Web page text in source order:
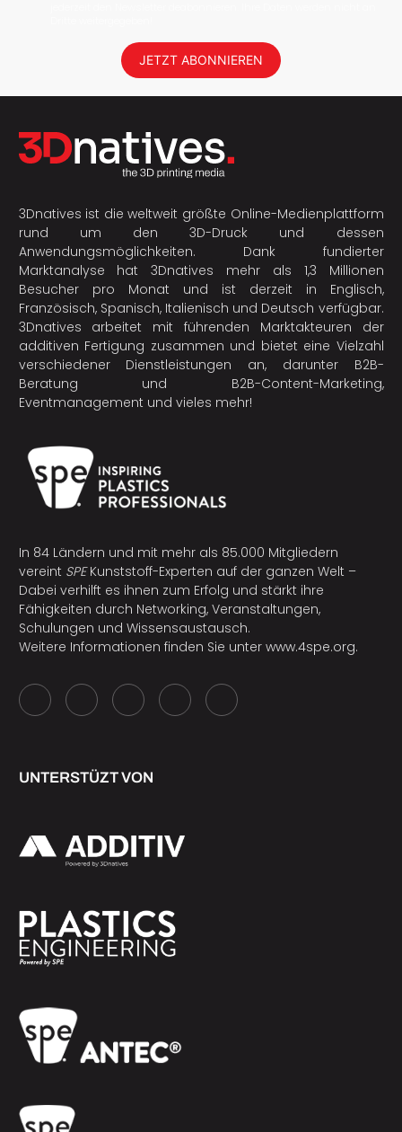
JETZT ABONNIEREN
3Dnatives ist die weltweit größte Online-Medienplattform
rund um den 3D-Druck und dessen
Anwendungsmöglichkeiten. Dank fundierter
Marktanalyse hat 3Dnatives mehr als 1,3 Millionen
Besucher pro Monat und ist derzeit in Englisch,
Französisch, Spanisch, Italienisch und Deutsch verfügbar.
3Dnatives arbeitet mit führenden Marktakteuren der
additiven Fertigung zusammen und bietet eine Vielzahl
verschiedener Dienstleistungen an, darunter B2B-
Beratung und B2B-Content-Marketing,
Eventmanagement und vieles mehr!
In 84 Ländern und mit mehr als 85.000 Mitgliedern
vereint SPEKunststoff-Experten auf der ganzen Welt –
Dabei verhilft es ihnen zum Erfolg und stärkt ihre
Fähigkeiten durch Networking, Veranstaltungen,
Schulungen und Wissensaustausch.
Weitere Informationen finden Sie unter www.4spe.org.
UNTERSTÜZT VON